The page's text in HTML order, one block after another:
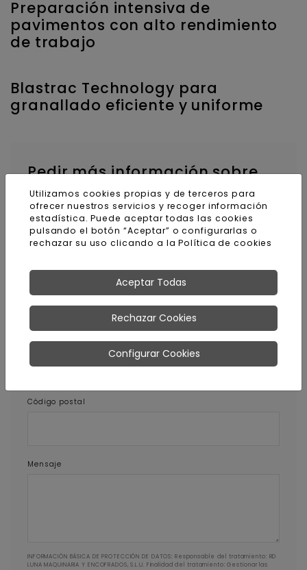
Preparación intensiva de
pavimentos con alto rendimiento
de trabajo
Blastrac Technology para
granallado eficiente y uniforme
Pedir más información sobre
este producto
Nombre y apellidos
Teléfono
Código postal
Mensaje
INFORMACIÓN BÁSICA DE PROTECCIÓN DE DATOS: Responsable del tratamiento: RD
LUNA MAQUINARIA Y ENCOFRADOS, S.L.U. Finalidad del tratamiento: Gestionar las
Utilizamos cookies propias y de terceros para
ofrecer nuestros servicios y recoger información
estadística. Puede aceptar todas las cookies
pulsando el botón “Aceptar” o configurarlas o
rechazar su uso clicando a laPolítica de cookies
Aceptar Todas
Rechazar Cookies
Configurar Cookies